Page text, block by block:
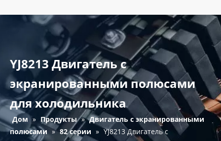
YJ8213 Двигатель с
экранированными полюсами
для холодильника
Дом » Продукты » Двигатель с экранированными
полюсами » 82 серии » YJ8213 Двигатель с